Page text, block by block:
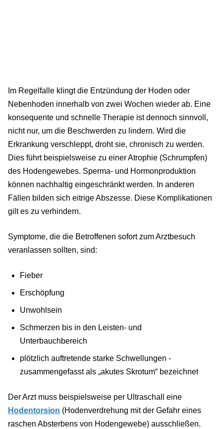
Im Regelfalle klingt die Entzündung der Hoden oder
Nebenhoden innerhalb von zwei Wochen wieder ab. Eine
konsequente und schnelle Therapie ist dennoch sinnvoll,
nicht nur, um die Beschwerden zu lindern. Wird die
Erkrankung verschleppt, droht sie, chronisch zu werden.
Dies führt beispielsweise zu einer Atrophie (Schrumpfen)
des Hodengewebes. Sperma- und Hormonproduktion
können nachhaltig eingeschränkt werden. In anderen
Fällen bilden sich eitrige Abszesse. Diese Komplikationen
gilt es zu verhindern.
Symptome, die die Betroffenen sofort zum Arztbesuch
veranlassen sollten, sind:
Fieber
Erschöpfung
Unwohlsein
Schmerzen bis in den Leisten- und
Unterbauchbereich
plötzlich auftretende starke Schwellungen -
zusammengefasst als „akutes Skrotum“ bezeichnet
Der Arzt muss beispielsweise per Ultraschall eine
Hodentorsion (Hodenverdrehung mit der Gefahr eines
raschen Absterbens von Hodengewebe) ausschließen.